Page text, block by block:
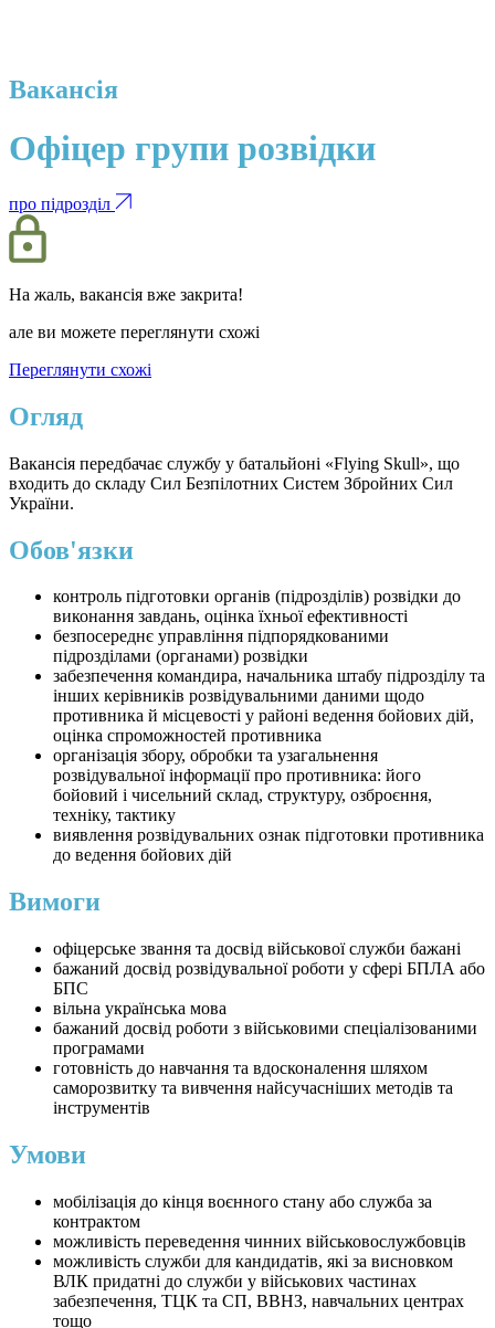
Вакансія
Офіцер групи розвідки
про підрозділ
На жаль, вакансія вже закрита!
але ви можете переглянути схожі
Переглянути схожі
Огляд
Вакансія передбачає службу у батальйоні «Flying Skull», що
входить до складу Сил Безпілотних Систем Збройних Сил
України.
Обов'язки
контроль підготовки органів (підрозділів) розвідки до
виконання завдань, оцінка їхньої ефективності
безпосереднє управління підпорядкованими
підрозділами (органами) розвідки
забезпечення командира, начальника штабу підрозділу та
інших керівників розвідувальними даними щодо
противника й місцевості у районі ведення бойових дій,
оцінка спроможностей противника
організація збору, обробки та узагальнення
розвідувальної інформації про противника: його
бойовий і чисельний склад, структуру, озброєння,
техніку, тактику
виявлення розвідувальних ознак підготовки противника
до ведення бойових дій
Вимоги
офіцерське звання та досвід військової служби бажані
бажаний досвід розвідувальної роботи у сфері БПЛА або
БПС
вільна українська мова
бажаний досвід роботи з військовими спеціалізованими
програмами
готовність до навчання та вдосконалення шляхом
саморозвитку та вивчення найсучасніших методів та
інструментів
Умови
мобілізація до кінця воєнного стану або служба за
контрактом
можливість переведення чинних військовослужбовців
можливість служби для кандидатів, які за висновком
ВЛК придатні до служби у військових частинах
забезпечення, ТЦК та СП, ВВНЗ, навчальних центрах
тощо